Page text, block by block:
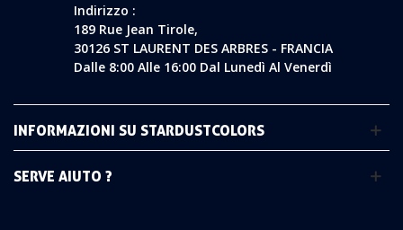
Indirizzo :
189 Rue Jean Tirole,
30126 ST LAURENT DES ARBRES - FRANCIA
Dalle 8:00 Alle 16:00 Dal Lunedì Al Venerdì
INFORMAZIONI SU STARDUSTCOLORS
SERVE AIUTO ?